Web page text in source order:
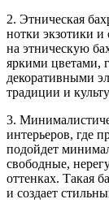
2. Этническая
нотки экзотики и
на этническую
яркими цветами,
декоративными
традиции и
3.
интерьеров, где
подойдет
свободные,
оттенках. Такая
и создает